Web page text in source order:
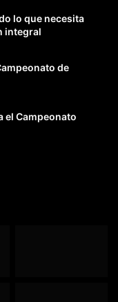
lo que necesita
integral
de
el Campeonato